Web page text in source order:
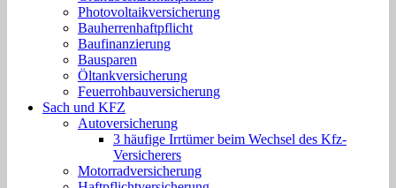
Photovoltaikversicherung
Bauherrenhaftpflicht
Baufinanzierung
Bausparen
Öltankversicherung
Feuerrohbauversicherung
Sach und KFZ
Autoversicherung
3 häufige Irrtümer beim Wechsel des Kfz-
Versicherers
Motorradversicherung